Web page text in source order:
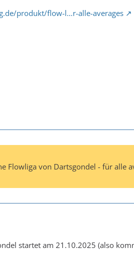
produkt/flow-l…r-alle-averages
Flowliga von Dartsgondel - für alle
startet am 21.10.2025 (also